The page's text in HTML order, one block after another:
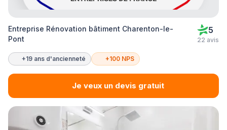
Entreprise Rénovation bâtiment Charenton-le-
Pont
5
22 avis
+19 ans d'ancienneté +100 NPS
Je veux un devis gratuit